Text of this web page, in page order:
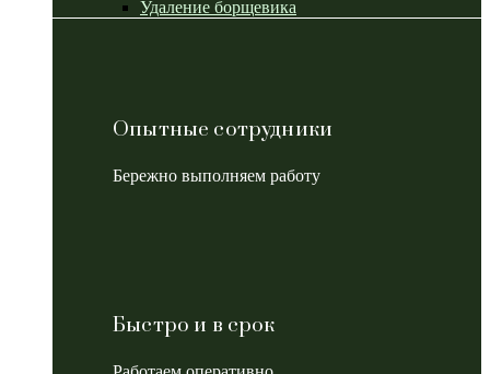
Удаление борщевика
Опытные сотрудники
Бережно выполняем работу
Быстро и в срок